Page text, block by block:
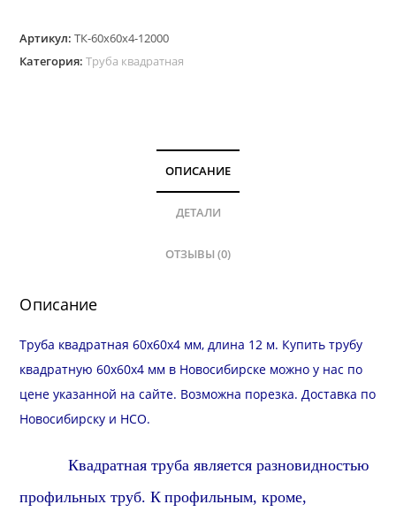
квадратная
60х60
Артикул:ТК-60х60х4-12000
Категория:Труба квадратная
ОПИСАНИЕ
ДЕТАЛИ
ОТЗЫВЫ (0)
Описание
Труба квадратная 60х60х4 мм, длина 12 м. Купить трубу
квадратную 60х60х4 мм в Новосибирске можно у нас по
цене указанной на сайте. Возможна порезка.Доставка по
Новосибирску и НСО.
Квадратная труба является разновидностью
профильных труб.К профильным, кроме,